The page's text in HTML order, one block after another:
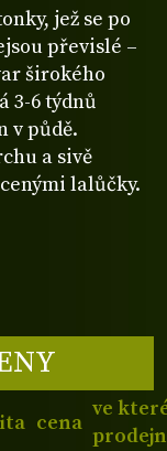
jež se po
převislé –
širokého
3-6 týdnů
v půdě.
a sivě
lalůčky.
cena
ve